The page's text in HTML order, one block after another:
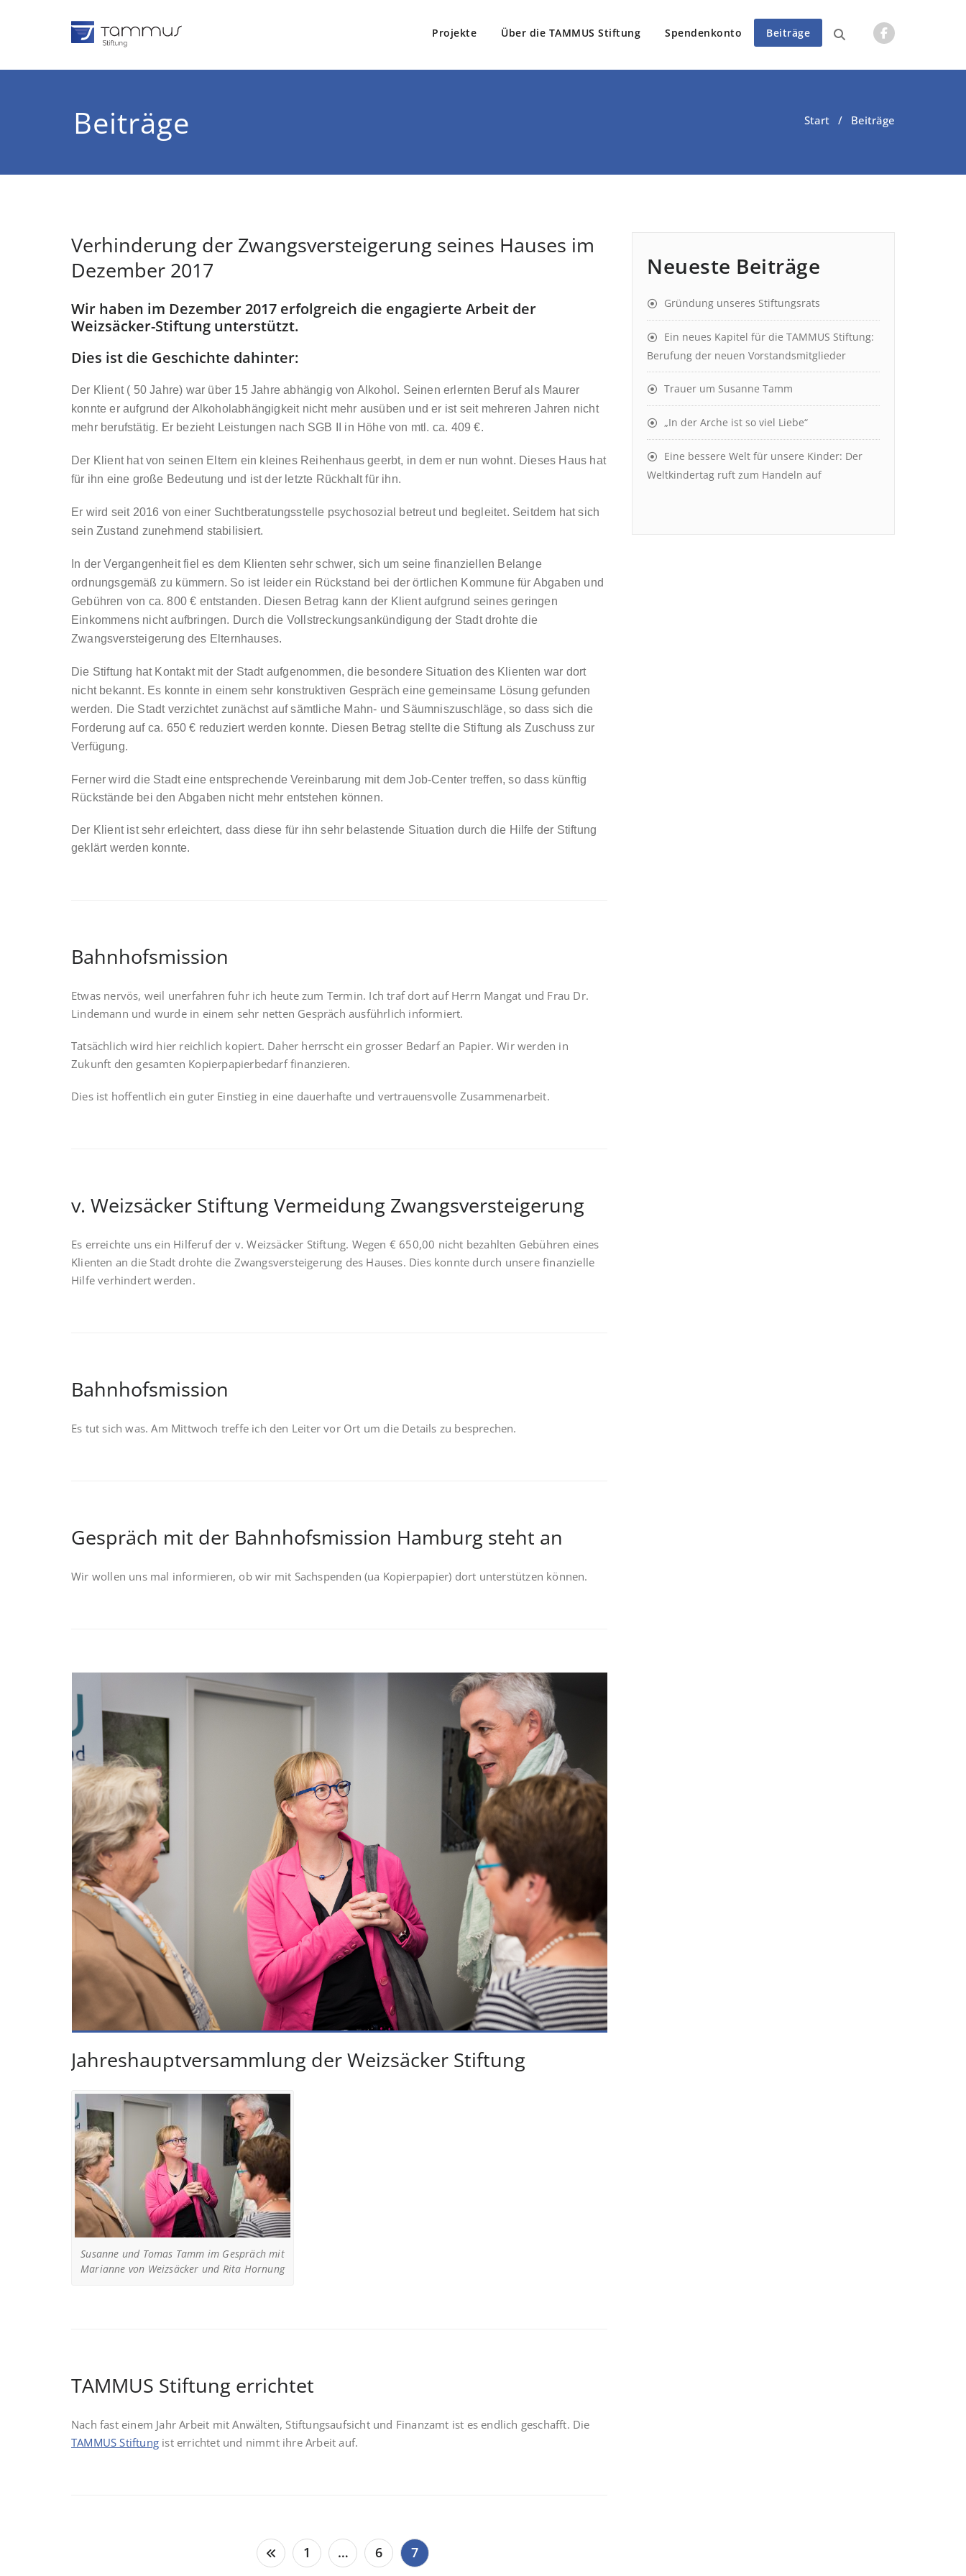
Projekte Über die TAMMUS Stiftung Spendenkonto Beiträge
Beiträge Start / Beiträge
Verhinderung der Zwangsversteigerung seines Hauses im
Dezember 2017
Wir haben im Dezember 2017 erfolgreich die engagierte Arbeit der
Weizsäcker-Stiftung unterstützt.
Dies ist die Geschichte dahinter:
Der Klient ( 50 Jahre) war über 15 Jahre abhängig von Alkohol. Seinen erlernten Beruf als Maurer
konnte er aufgrund der Alkoholabhängigkeit nicht mehr ausüben und er ist seit mehreren Jahren nicht
mehr berufstätig. Er bezieht Leistungen nach SGB II in Höhe von mtl. ca. 409 €.
Der Klient hat von seinen Eltern ein kleines Reihenhaus geerbt, in dem er nun wohnt. Dieses Haus hat
für ihn eine große Bedeutung und ist der letzte Rückhalt für ihn.
Er wird seit 2016 von einer Suchtberatungsstelle psychosozial betreut und begleitet. Seitdem hat sich
sein Zustand zunehmend stabilisiert.
In der Vergangenheit fiel es dem Klienten sehr schwer, sich um seine finanziellen Belange
ordnungsgemäß zu kümmern. So ist leider ein Rückstand bei der örtlichen Kommune für Abgaben und
Gebühren von ca. 800 € entstanden. Diesen Betrag kann der Klient aufgrund seines geringen
Einkommens nicht aufbringen. Durch die Vollstreckungsankündigung der Stadt drohte die
Zwangsversteigerung des Elternhauses.
Die Stiftung hat Kontakt mit der Stadt aufgenommen, die besondere Situation des Klienten war dort
nicht bekannt. Es konnte in einem sehr konstruktiven Gespräch eine gemeinsame Lösung gefunden
werden. Die Stadt verzichtet zunächst auf sämtliche Mahn- und Säumniszuschläge, so dass sich die
Forderung auf ca. 650 € reduziert werden konnte. Diesen Betrag stellte die Stiftung als Zuschuss zur
Verfügung.
Ferner wird die Stadt eine entsprechende Vereinbarung mit dem Job-Center treffen, so dass künftig
Rückstände bei den Abgaben nicht mehr entstehen können.
Der Klient ist sehr erleichtert, dass diese für ihn sehr belastende Situation durch die Hilfe der Stiftung
geklärt werden konnte.
Bahnhofsmission
Etwas nervös, weil unerfahren fuhr ich heute zum Termin. Ich traf dort auf Herrn Mangat und Frau Dr.
Lindemann und wurde in einem sehr netten Gespräch ausführlich informiert.
Tatsächlich wird hier reichlich kopiert. Daher herrscht ein grosser Bedarf an Papier. Wir werden in
Zukunft den gesamten Kopierpapierbedarf finanzieren.
Dies ist hoffentlich ein guter Einstieg in eine dauerhafte und vertrauensvolle Zusammenarbeit.
v. Weizsäcker Stiftung Vermeidung Zwangsversteigerung
Es erreichte uns ein Hilferuf der v. Weizsäcker Stiftung. Wegen € 650,00 nicht bezahlten Gebühren eines
Klienten an die Stadt drohte die Zwangsversteigerung des Hauses. Dies konnte durch unsere finanzielle
Hilfe verhindert werden.
Bahnhofsmission
Es tut sich was. Am Mittwoch treffe ich den Leiter vor Ort um die Details zu besprechen.
Gespräch mit der Bahnhofsmission Hamburg steht an
Wir wollen uns mal informieren, ob wir mit Sachspenden (ua Kopierpapier) dort unterstützen können.
Jahreshauptversammlung der Weizsäcker Stiftung
Susanne und Tomas Tamm im Gespräch mit
Marianne von Weizsäcker und Rita Hornung
TAMMUS Stiftung errichtet
Nach fast einem Jahr Arbeit mit Anwälten, Stiftungsaufsicht und Finanzamt ist es endlich geschafft. Die
TAMMUS Stiftung ist errichtet und nimmt ihre Arbeit auf.
Seitennummerierung 1 … 6 7
Neueste Beiträge
Gründung unseres Stiftungsrats
Ein neues Kapitel für die TAMMUS Stiftung:
Berufung der neuen Vorstandsmitglieder
Trauer um Susanne Tamm
„In der Arche ist so viel Liebe“
Eine bessere Welt für unsere Kinder: Der
Weltkindertag ruft zum Handeln auf